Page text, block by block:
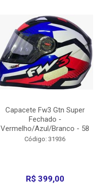
Capacete Fw3 Gtn Super
Fechado -
Vermelho/Azul/Branco - 58
Código: 31936
R$ 399,00